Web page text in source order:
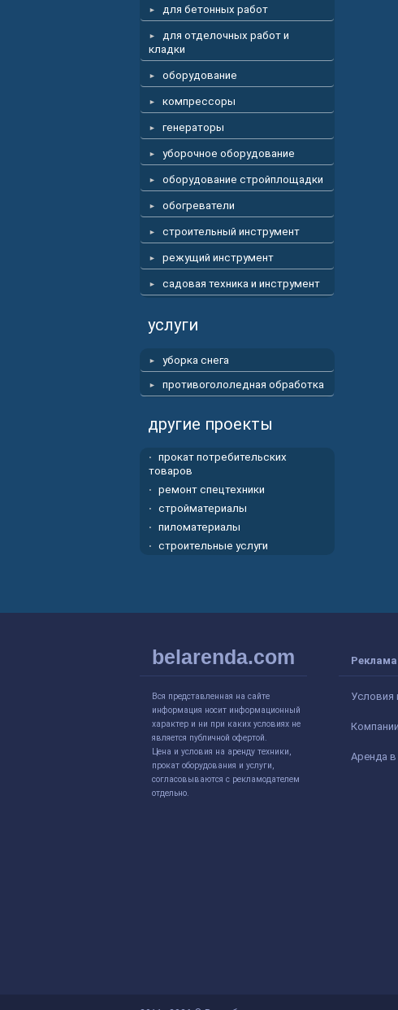
для бетонных работ
для отделочных работ и
кладки
оборудование
компрессоры
генераторы
уборочное оборудование
оборудование стройплощадки
обогреватели
строительный инструмент
режущий инструмент
садовая техника и инструмент
услуги
уборка снега
противогололедная обработка
другие проекты
прокат потребительских
товаров
ремонт спецтехники
стройматериалы
пиломатериалы
строительные услуги
belarenda.com
Вся представленная на сайте
информация носит информационный
характер и ни при каких условиях не
является публичной офертой.
Цена и условия на аренду техники,
прокат оборудования и услуги,
согласовываются с рекламодателем
отдельно.
Условия
Компании
Аренда в